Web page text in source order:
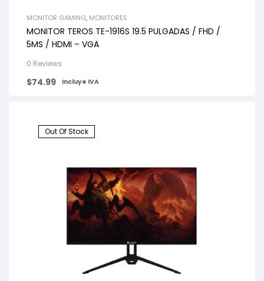
MONITOR GAMING, MONITORES
MONITOR TEROS TE-1916S 19.5 PULGADAS / FHD /
5MS / HDMI – VGA
0 Reviews
$74.99 Incluye IVA
Out Of Stock